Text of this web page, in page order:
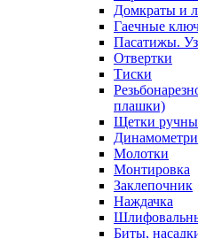
Домкраты и
Гаечные
Пасатижы.
Отвертки
Тиски
плашки)
Щетки
Молотки
Монтировка
Заклепочник
Наждачка
Биты,